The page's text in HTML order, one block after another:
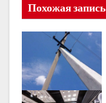
я
п
о
з
Похожая запись